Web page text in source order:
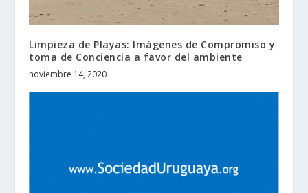
Limpieza de Playas: Imágenes de Compromiso y
toma de Conciencia a favor del ambiente
noviembre 14, 2020